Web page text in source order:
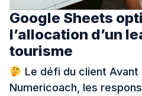
Google Sheets
l’allocation d’un
tourisme
Le défi du client Avant
Numericoach, les